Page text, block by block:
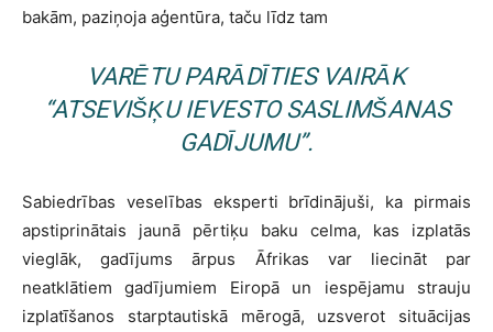
bakām, paziņoja aģentūra, taču līdz tam
VARĒTU PARĀDĪTIES VAIRĀK
“ATSEVIŠĶU IEVESTO SASLIMŠANAS
GADĪJUMU”.
Sabiedrības veselības eksperti brīdinājuši, ka pirmais
apstiprinātais jaunā pērtiķu baku celma, kas izplatās
vieglāk, gadījums ārpus Āfrikas var liecināt par
neatklātiem gadījumiem Eiropā un iespējamu strauju
izplatīšanos starptautiskā mērogā, uzsverot situācijas